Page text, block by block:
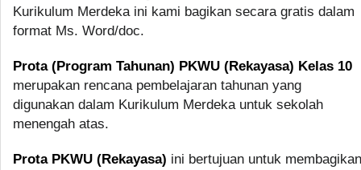
Kurikulum Merdeka ini kami bagikan secara gratis dalam
format Ms. Word/doc.
Prota (Program Tahunan) PKWU (Rekayasa) Kelas 10
merupakan rencana pembelajaran tahunan yang
digunakan dalam Kurikulum Merdeka untuk sekolah
menengah atas.
Prota PKWU (Rekayasa) ini bertujuan untuk membagikan